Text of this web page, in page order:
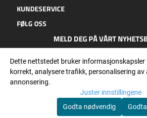
Oktan Fritid
Hagebyen 2
8050 Tverlandet
Bodø
Epost: post@oktanfritid.no
Telefon: 755 25 900
orgnr: 932 540 266
KUNDESERVICE
Salgsbetingelser
Kontakt oss
Personvern
OKTAN nytt
FØLG OSS
Instagram
MELD DEG PÅ VÅRT
E-post
ABBONER
© Oktan Fritid, org. nummer: 932
Dette nettstedet bruker informasjonskapsler
korrekt, analysere trafikk, personalisering av
annonsering.
Juster innstillingene
Godta nødvendig